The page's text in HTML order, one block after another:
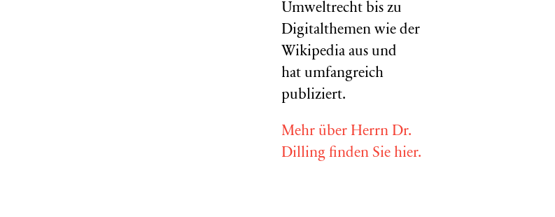
Umweltrecht bis zu
Digitalthemen wie der
Wikipedia aus und
hat umfangreich
publiziert.
Mehr über Herrn Dr.
Dilling finden Sie hier.